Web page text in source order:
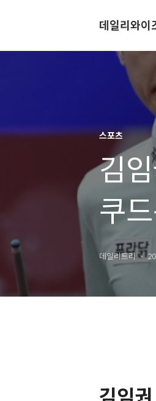
데일리와이
스포츠
김
쿠
데일리트리